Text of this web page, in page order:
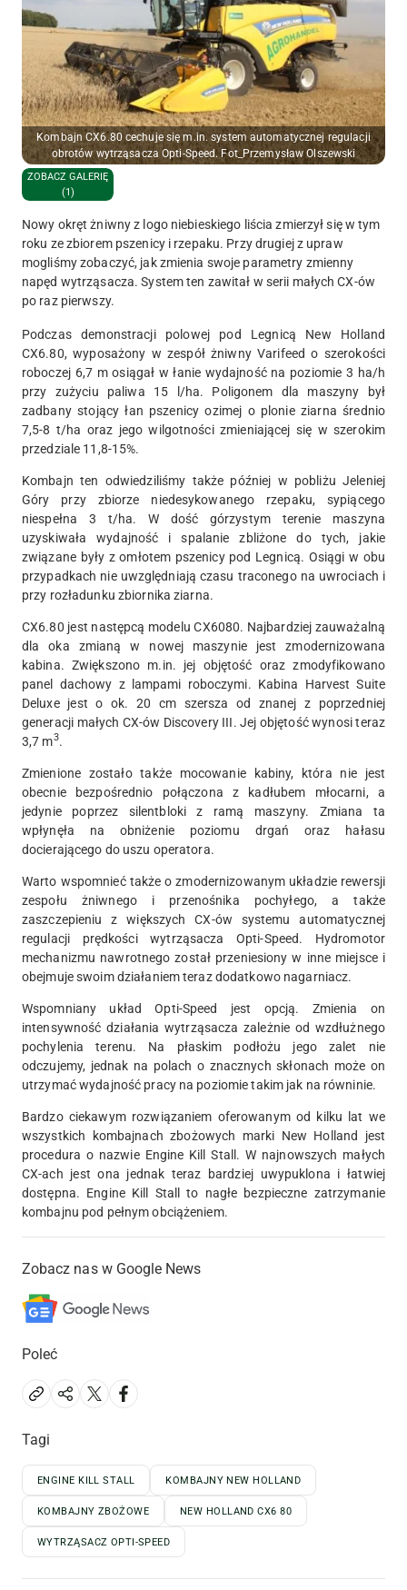
Kombajn CX6.80 cechuje się m.in. system automatycznej regulacji
obrotów wytrząsacza Opti-Speed. Fot_Przemysław Olszewski
ZOBACZ GALERIĘ
(1)
Nowy okręt żniwny z logo niebieskiego liścia zmierzył się w tym
roku ze zbiorem pszenicy i rzepaku. Przy drugiej z upraw
mogliśmy zobaczyć, jak zmienia swoje parametry zmienny
napęd wytrząsacza. System ten zawitał w serii małych CX-ów
po raz pierwszy.
Podczas demonstracji polowej pod Legnicą New Holland
CX6.80, wyposażony w zespół żniwny Varifeed o szerokości
roboczej 6,7 m osiągał w łanie wydajność na poziomie 3 ha/h
przy zużyciu paliwa 15 l/ha. Poligonem dla maszyny był
zadbany stojący łan pszenicy ozimej o plonie ziarna średnio
7,5-8 t/ha oraz jego wilgotności zmieniającej się w szerokim
przedziale 11,8-15%.
Kombajn ten odwiedziliśmy także później w pobliżu Jeleniej
Góry przy zbiorze niedesykowanego rzepaku, sypiącego
niespełna 3 t/ha. W dość górzystym terenie maszyna
uzyskiwała wydajność i spalanie zbliżone do tych, jakie
związane były z omłotem pszenicy pod Legnicą. Osiągi w obu
przypadkach nie uwzględniają czasu traconego na uwrociach i
przy rozładunku zbiornika ziarna.
CX6.80 jest następcą modelu CX6080. Najbardziej zauważalną
dla oka zmianą w nowej maszynie jest zmodernizowana
kabina. Zwiększono m.in. jej objętość oraz zmodyfikowano
panel dachowy z lampami roboczymi. Kabina Harvest Suite
Deluxe jest o ok. 20 cm szersza od znanej z poprzedniej
generacji małych CX-ów Discovery III. Jej objętość wynosi teraz
3,7 m3.
Zmienione zostało także mocowanie kabiny, która nie jest
obecnie bezpośrednio połączona z kadłubem młocarni, a
jedynie poprzez silentbloki z ramą maszyny. Zmiana ta
wpłynęła na obniżenie poziomu drgań oraz hałasu
docierającego do uszu operatora.
Warto wspomnieć także o zmodernizowanym układzie rewersji
zespołu żniwnego i przenośnika pochyłego, a także
zaszczepieniu z większych CX-ów systemu automatycznej
regulacji prędkości wytrząsacza Opti-Speed. Hydromotor
mechanizmu nawrotnego został przeniesiony w inne miejsce i
obejmuje swoim działaniem teraz dodatkowo nagarniacz.
Wspomniany układ Opti-Speed jest opcją. Zmienia on
intensywność działania wytrząsacza zależnie od wzdłużnego
pochylenia terenu. Na płaskim podłożu jego zalet nie
odczujemy, jednak na polach o znacznych skłonach może on
utrzymać wydajność pracy na poziomie takim jak na równinie.
Bardzo ciekawym rozwiązaniem oferowanym od kilku lat we
wszystkich kombajnach zbożowych marki New Holland jest
procedura o nazwie Engine Kill Stall. W najnowszych małych
CX-ach jest ona jednak teraz bardziej uwypuklona i łatwiej
dostępna. Engine Kill Stall to nagłe bezpieczne zatrzymanie
kombajnu pod pełnym obciążeniem.
Zobacz nas w Google News
Poleć
Tagi
ENGINE KILL STALL KOMBAJNY NEW HOLLAND
KOMBAJNY ZBOŻOWE NEW HOLLAND CX6 80
WYTRZĄSACZ OPTI-SPEED